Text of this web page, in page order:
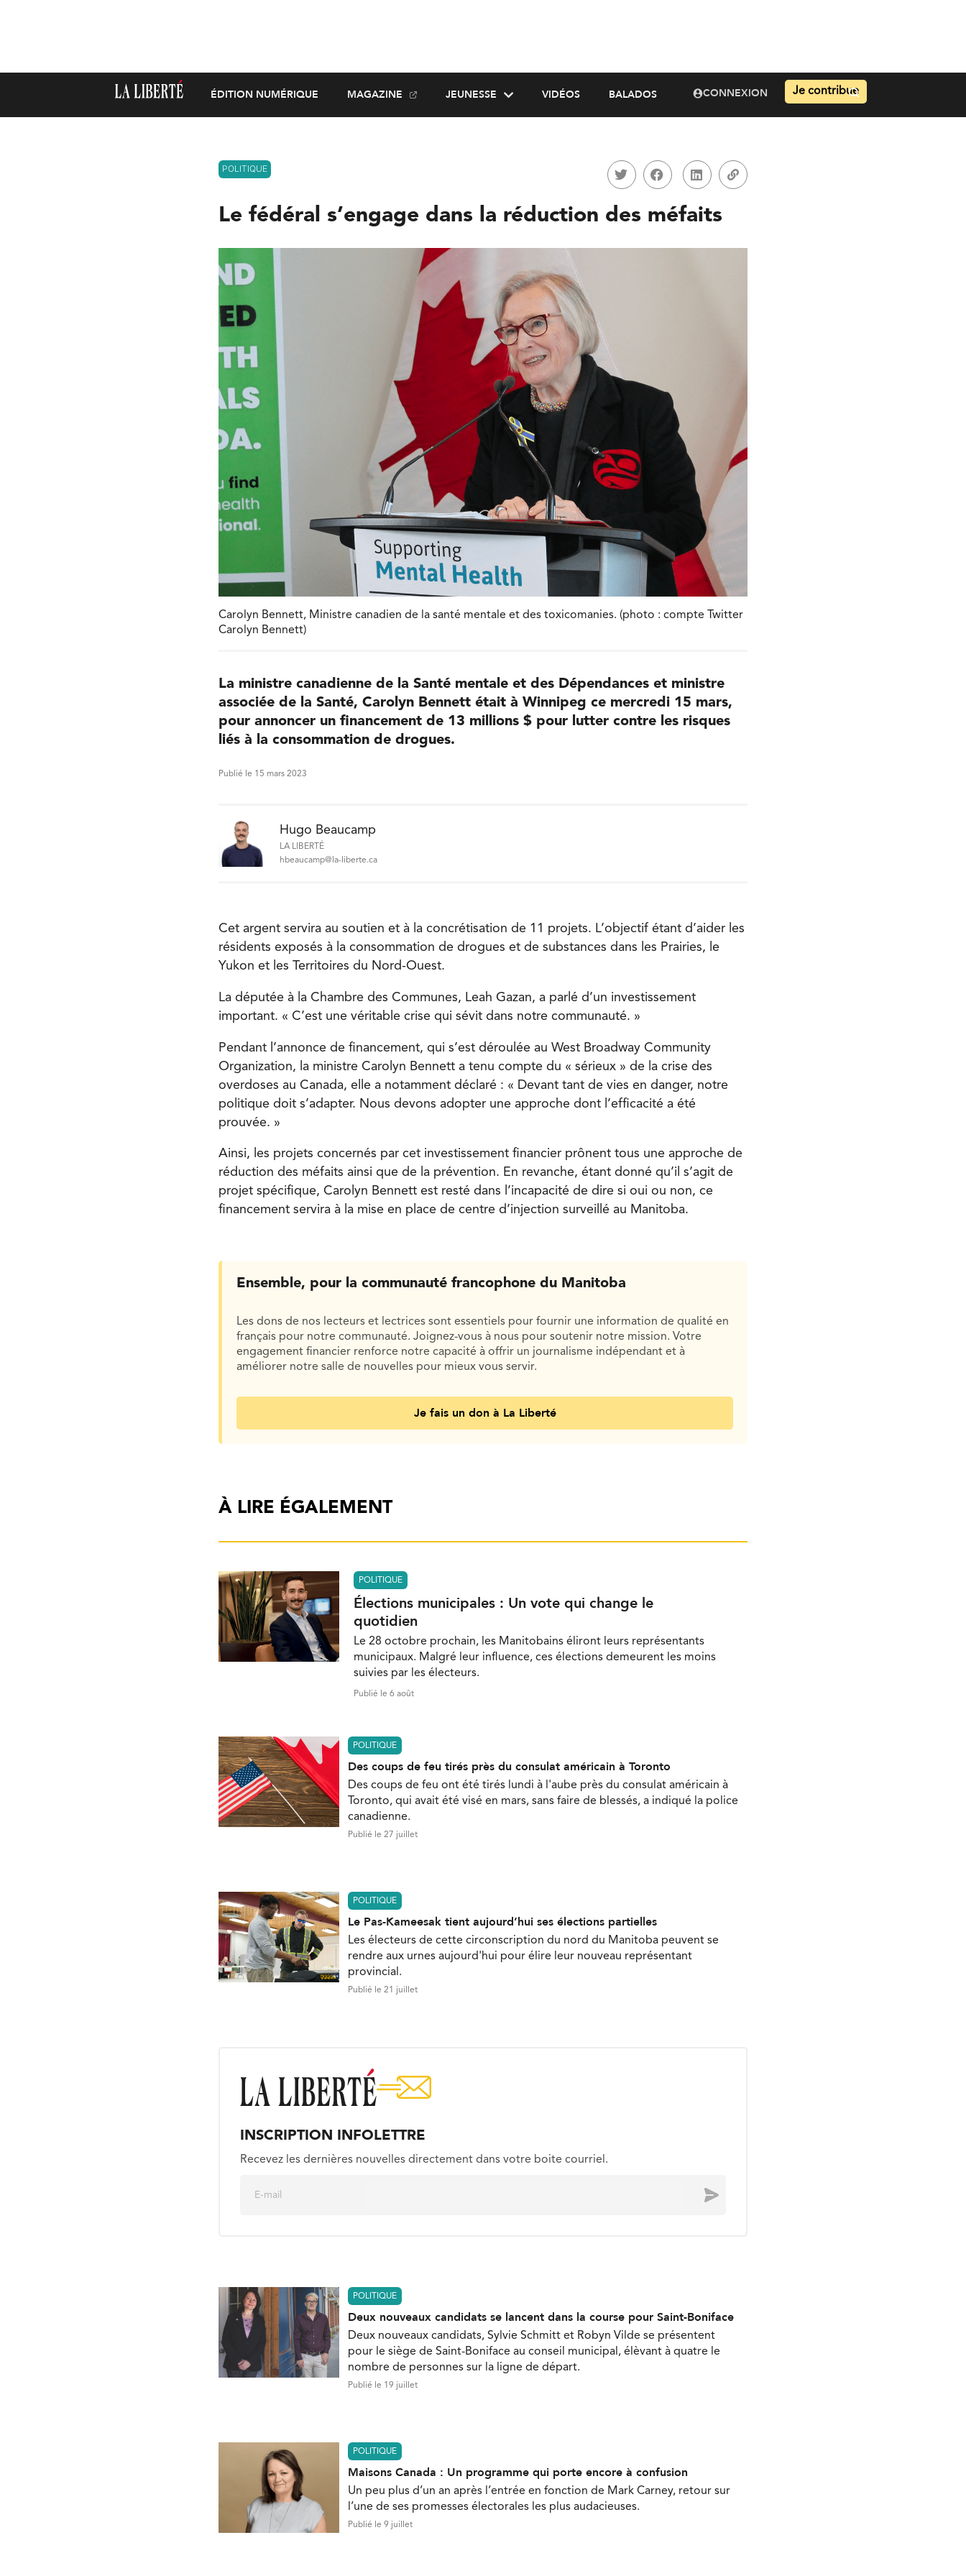
ÉDITION NUMÉRIQUE MAGAZINE JEUNESSE VIDÉOS BALADOS CONNEXION Je contribue
POLITIQUE
Le fédéral s’engage dans la réduction des méfaits
Carolyn Bennett, Ministre canadien de la santé mentale et des toxicomanies. (photo : compte Twitter
Carolyn Bennett)
La ministre canadienne de la Santé mentale et des Dépendances et ministre
associée de la Santé, Carolyn Bennett était à Winnipeg ce mercredi 15 mars,
pour annoncer un financement de 13 millions $ pour lutter contre les risques
liés à la consommation de drogues.
Publié le 15 mars 2023
Hugo Beaucamp
LA LIBERTÉ
hbeaucamp@la-liberte.ca
Cet argent servira au soutien et à la concrétisation de 11 projets. L’objectif étant d’aider les
résidents exposés à la consommation de drogues et de substances dans les Prairies, le
Yukon et les Territoires du Nord-Ouest.
La députée à la Chambre des Communes, Leah Gazan, a parlé d’un investissement
important. « C’est une véritable crise qui sévit dans notre communauté. »
Pendant l’annonce de financement, qui s’est déroulée au West Broadway Community
Organization, la ministre Carolyn Bennett a tenu compte du « sérieux » de la crise des
overdoses au Canada, elle a notamment déclaré : « Devant tant de vies en danger, notre
politique doit s’adapter. Nous devons adopter une approche dont l’efficacité a été
prouvée. »
Ainsi, les projets concernés par cet investissement financier prônent tous une approche de
réduction des méfaits ainsi que de la prévention. En revanche, étant donné qu’il s’agit de
projet spécifique, Carolyn Bennett est resté dans l’incapacité de dire si oui ou non, ce
financement servira à la mise en place de centre d’injection surveillé au Manitoba.
Ensemble, pour la communauté francophone du Manitoba
Les dons de nos lecteurs et lectrices sont essentiels pour fournir une information de qualité en
français pour notre communauté. Joignez-vous à nous pour soutenir notre mission. Votre
engagement financier renforce notre capacité à offrir un journalisme indépendant et à
améliorer notre salle de nouvelles pour mieux vous servir.
Je fais un don à La Liberté
À LIRE ÉGALEMENT
POLITIQUE
Élections municipales : Un vote qui change le
quotidien
Le 28 octobre prochain, les Manitobains éliront leurs représentants
municipaux. Malgré leur influence, ces élections demeurent les moins
suivies par les électeurs.
Publié le 6 août
POLITIQUE
Des coups de feu tirés près du consulat américain à Toronto
Des coups de feu ont été tirés lundi à l'aube près du consulat américain à
Toronto, qui avait été visé en mars, sans faire de blessés, a indiqué la police
canadienne.
Publié le 27 juillet
POLITIQUE
Le Pas-Kameesak tient aujourd’hui ses élections partielles
Les électeurs de cette circonscription du nord du Manitoba peuvent se
rendre aux urnes aujourd'hui pour élire leur nouveau représentant
provincial.
Publié le 21 juillet
INSCRIPTION INFOLETTRE
Recevez les dernières nouvelles directement dans votre boite courriel.
Envoyer
POLITIQUE
Deux nouveaux candidats se lancent dans la course pour Saint-Boniface
Deux nouveaux candidats, Sylvie Schmitt et Robyn Vilde se présentent
pour le siège de Saint-Boniface au conseil municipal, élèvant à quatre le
nombre de personnes sur la ligne de départ.
Publié le 19 juillet
POLITIQUE
Maisons Canada : Un programme qui porte encore à confusion
Un peu plus d’un an après l’entrée en fonction de Mark Carney, retour sur
l’une de ses promesses électorales les plus audacieuses.
Publié le 9 juillet